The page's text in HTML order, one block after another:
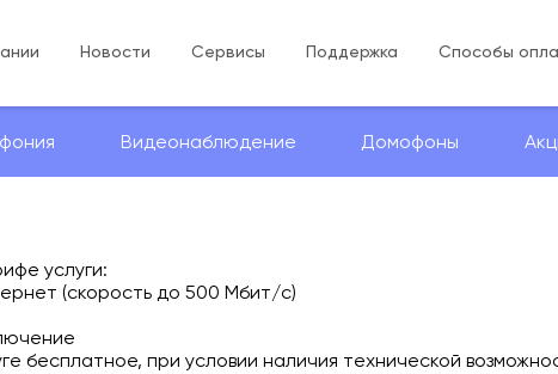
Новости Сервисы Поддержка Способы
Видеонаблюдение Домофоны
услуги:
(скорость до 500 Мбит/с)
бесплатное, при условии наличия технической